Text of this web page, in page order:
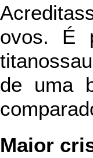
ovos. É
de uma
Maior